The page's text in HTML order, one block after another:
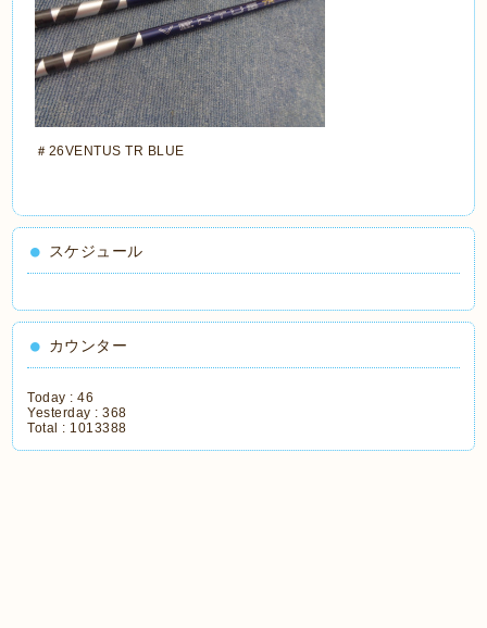
＃26VENTUS TR BLUE
スケジュール
カウンター
Today :46
Yesterday :368
Total : 1013388